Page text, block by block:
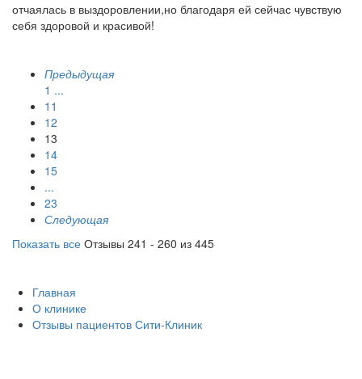
отчаялась в выздоровлении,но благодаря ей сейчас чувствую
себя здоровой и красивой!
Предыдущая
1 ...
11
12
13
14
15
...
23
Следующая
Показать все Отзывы 241 - 260 из 445
Главная
О клинике
Отзывы пациентов Сити-Клиник